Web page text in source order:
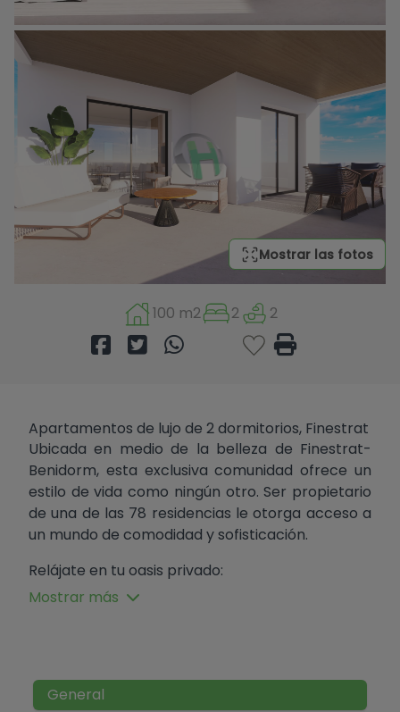
Mostrar las fotos
100 m2 2 2
Apartamentos de lujo de 2 dormitorios, Finestrat
Ubicada en medio de la belleza de Finestrat-
Benidorm, esta exclusiva comunidad ofrece un
estilo de vida como ningún otro. Ser propietario
de una de las 78 residencias le otorga acceso a
un mundo de comodidad y sofisticación.
Relájate en tu oasis privado:
Cada casa de 2 dormitorios y 2 baños
Sumérgete en la luz natural que inunda la
casa gracias a las ventanas
Mostrar más
General